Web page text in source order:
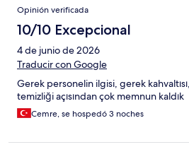
Opinión verificada
10/10 Excepcional
4 de junio de 2026
Traducir con Google
Gerek personelin ilgisi, gerek
temizliği açısından çok memnun kaldık
Cemre, se hospedó 3 noches